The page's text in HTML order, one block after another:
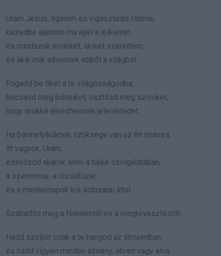
Uram Jézus, irgalom és vigasztalás Istene,
kezedbe ajánlom ma éjjel a lelkemet
és mindazok emlékét, akiket szerettem,
és akik már elmentek ebből a világból.
Fogadd be őket a te világosságodba,
bocsásd meg bűneiket, tisztítsd meg szívüket,
hogy örökké élvezhessék jelenlétedet.
Ha bármelyiküknek szüksége van az én imámra,
itt vagyok, Uram,
eszközöd akarok lenni a béke szolgálatában,
a szentmise, a rózsafüzér
és a mindennapok kis áldozatai által.
Szabadíts meg a félelemtől és a megtévesztéstől.
Hadd szóljon csak a te hangod az álmaimban,
és hadd vigyen minden élmény, ébren vagy alva,